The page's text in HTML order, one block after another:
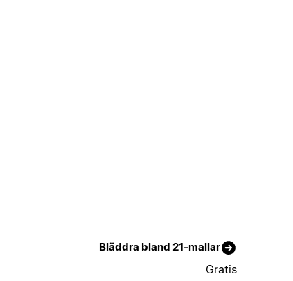
Bläddra bland 21-mallar
Gratis